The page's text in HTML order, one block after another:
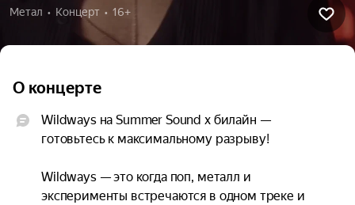
Метал  •  Концерт  •  16+
О концерте
Wildways на Summer Sound x билайн —
готовьтесь к максимальному разрыву!
Wildways — это когда поп, металл и
эксперименты встречаются в одном треке и